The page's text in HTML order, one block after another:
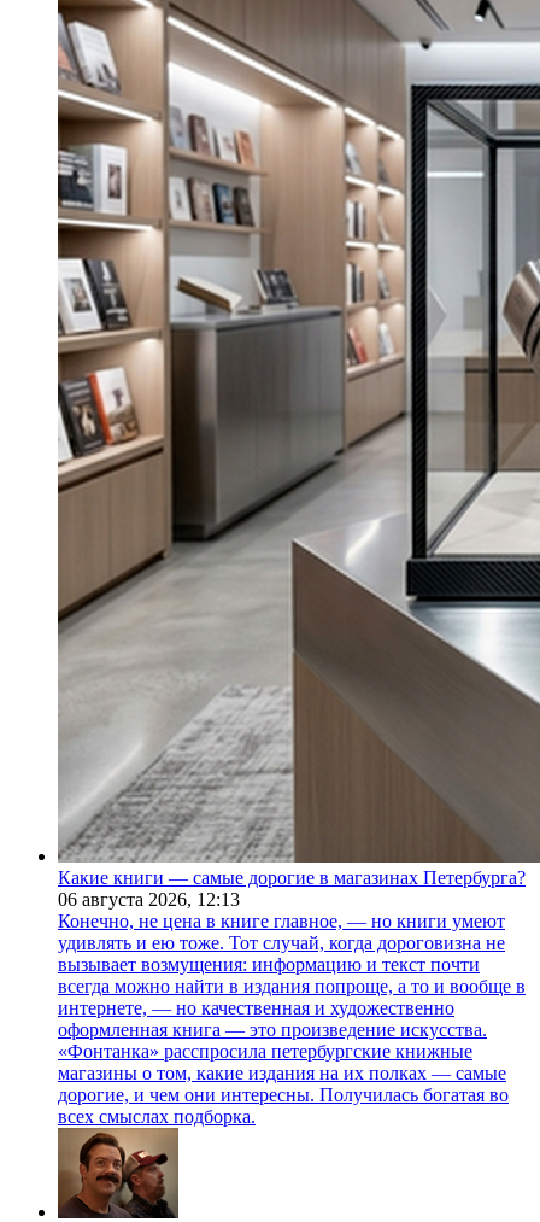
Какие книги — самые дорогие в магазинах Петербурга?
06 августа 2026, 12:13
Конечно, не цена в книге главное, — но книги умеют
удивлять и ею тоже. Тот случай, когда дороговизна не
вызывает возмущения: информацию и текст почти
всегда можно найти в издания попроще, а то и вообще в
интернете, — но качественная и художественно
оформленная книга — это произведение искусства.
«Фонтанка» расспросила петербургские книжные
магазины о том, какие издания на их полках — самые
дорогие, и чем они интересны. Получилась богатая во
всех смыслах подборка.